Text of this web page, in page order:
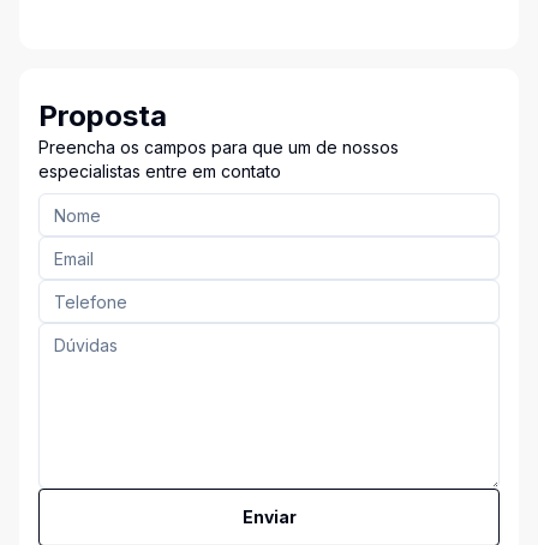
Proposta
Preencha os campos para que um de nossos
especialistas entre em contato
Enviar